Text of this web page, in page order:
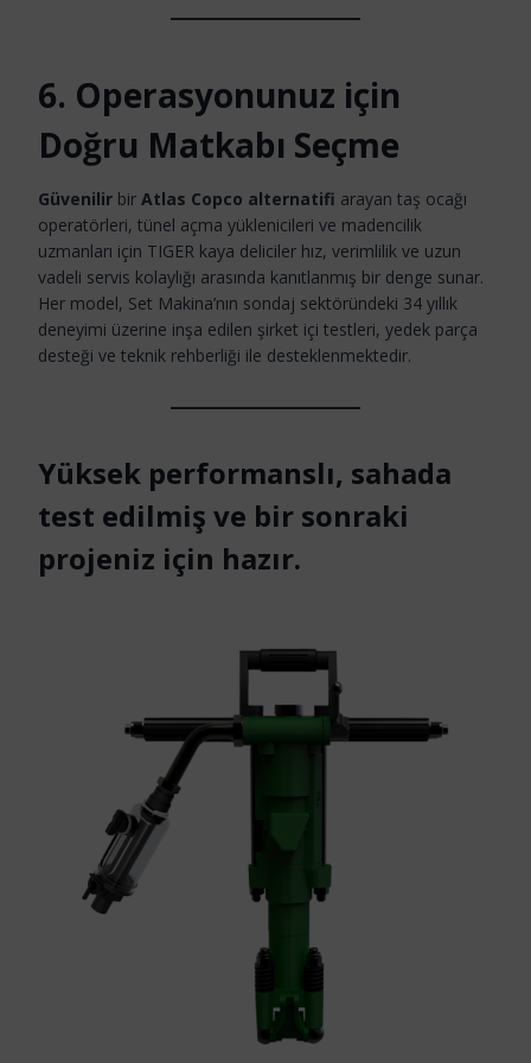
6. Operasyonunuz için
Doğru Matkabı Seçme
Güvenilir bir Atlas Copco alternatifi arayan taş ocağı
operatörleri, tünel açma yüklenicileri ve madencilik
uzmanları için TIGER kaya deliciler hız, verimlilik ve uzun
vadeli servis kolaylığı arasında kanıtlanmış bir denge sunar.
Her model, Set Makina’nın sondaj sektöründeki 34 yıllık
deneyimi üzerine inşa edilen şirket içi testleri, yedek parça
desteği ve teknik rehberliği ile desteklenmektedir.
Yüksek performanslı, sahada
test edilmiş ve bir sonraki
projeniz için hazır.